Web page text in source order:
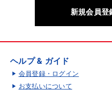
新規会員登
ヘルプ & ガイド
会員登録・ログイン
お支払いについて